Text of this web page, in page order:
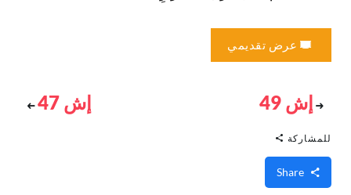
عرض تقديمي
إش 49 إش 47
للمشاركة